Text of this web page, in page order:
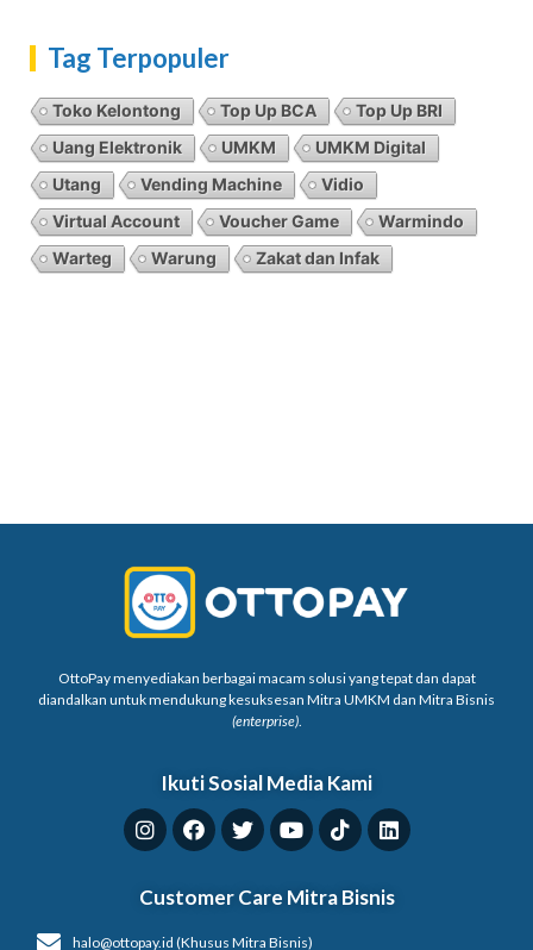
Tag Terpopuler
Toko Kelontong Top Up BCA
Top Up BRI
Uang Elektronik
UMKM
UMKM Digital
Utang
Vending Machine
Vidio
Virtual Account
Voucher Game
Warmindo
Warteg
Warung Zakat dan Infak
OttoPay menyediakan berbagai macam solusi yang tepat dan dapat
diandalkan untuk mendukung kesuksesan Mitra UMKM dan Mitra Bisnis
(enterprise).
Ikuti Sosial Media Kami
Customer Care Mitra Bisnis
halo@ottopay.id (Khusus Mitra Bisnis)